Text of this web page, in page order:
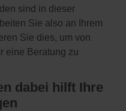
sind in dieser
Sie also an Ihrem
Sie dies, um von
eine Beratung zu
dabei hilft Ihre